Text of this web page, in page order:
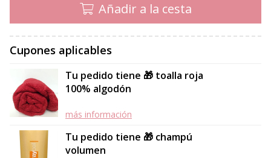
Añadir a la cesta
Cupones aplicables
Tu pedido tiene 🎁 toalla roja
100% algodón
más información
Tu pedido tiene 🎁 champú
volumen